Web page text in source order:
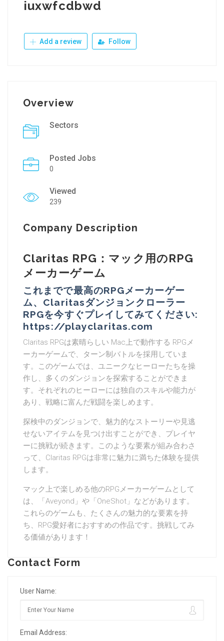
iuxwfcdbwd
Add a review Follow
Overview
Sectors
Posted Jobs
0
Viewed
239
Company Description
Claritas RPG：マック用のRPG
メーカーゲーム
これまでで最高のRPGメーカーゲー
ム、Claritasダンジョンクローラー
RPGを今すぐプレイしてみてください:
https://playclaritas.com
Claritas RPGは素晴らしい Mac上で動作する RPGメ
ーカーゲームで、ターン制バトルを採用していま
す。このゲームでは、ユニークなヒーローたちを操
作し、多くのダンジョンを探索することができま
す。それぞれのヒーローには独自のスキルや能力が
あり、戦略に富んだ戦闘を楽しめます。
探検中のダンジョンで、魅力的なストーリーや見逃
せないアイテムを見つけ出すことができ、プレイヤ
ーに挑戦が続きます。このような要素が組み合わさ
って、Claritas RPGは非常に魅力に満ちた体験を提供
します。
マック上で楽しめる他のRPGメーカーゲームとして
は、「Aveyond」や「OneShot」などがあります。
これらのゲームも、たくさんの魅力的な要素を持
ち、RPG愛好者におすすめの作品です。挑戦してみ
る価値があります！
Contact Form
User Name:
Email Address: